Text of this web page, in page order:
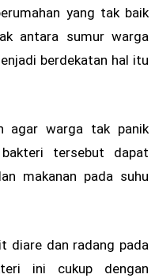
yang tak baik
antara sumur warga
berdekatan hal itu
agar warga tak panik
tersebut dapat
makanan pada suhu
diare dan radang pada
ini cukup dengan